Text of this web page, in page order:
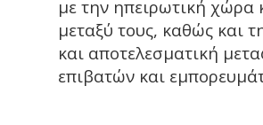
με την ηπειρωτική χώρα
μεταξύ τους, καθώς και
και αποτελεσματική
επιβατών και